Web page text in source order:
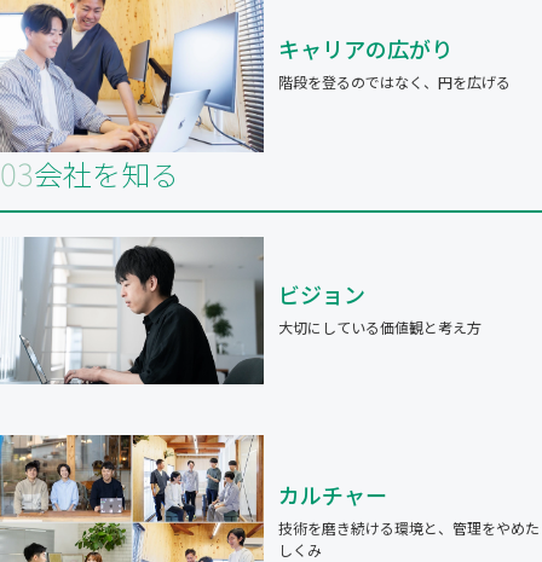
キャリアの広がり
階段を登るのではなく、円を広げる
03会社を知る
ビジョン
大切にしている価値観と考え方
カルチャー
技術を磨き続ける環境と、管理をやめた
しくみ